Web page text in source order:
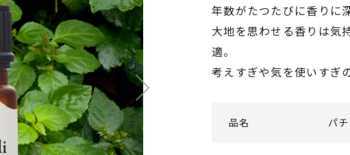
年数がたつたびに香りに
大地を思わせる香りは気
適。
考えすぎや気を使いすぎ
品名 パ